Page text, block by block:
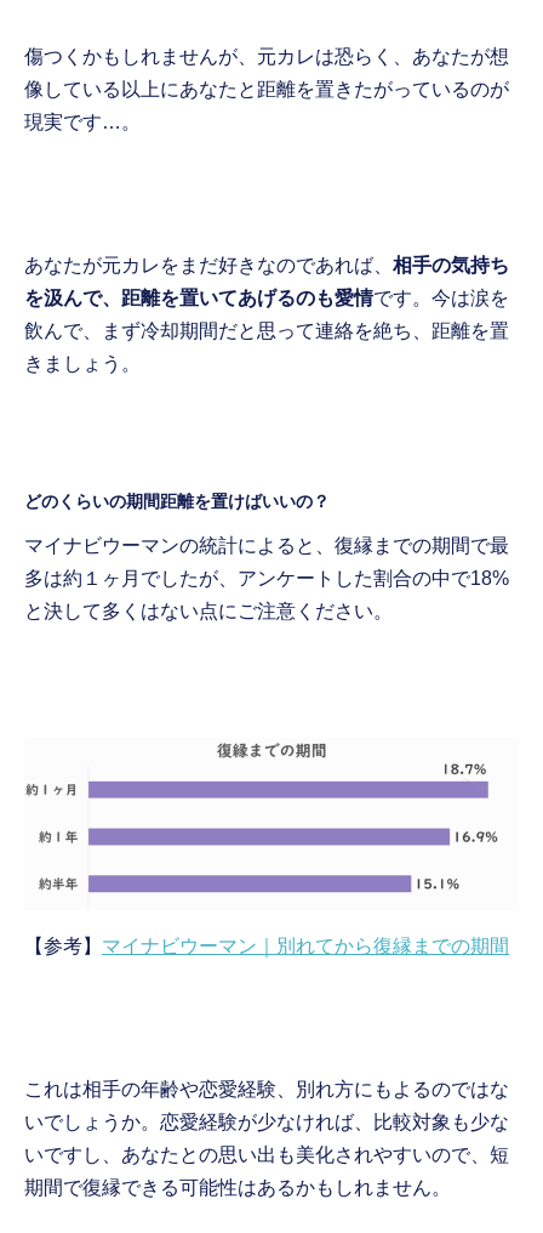
傷つくかもしれませんが、元カレは恐らく、あなたが想
像している以上にあなたと距離を置きたがっているのが
現実です…。
あなたが元カレをまだ好きなのであれば、相手の気持ち
を汲んで、距離を置いてあげるのも愛情です。今は涙を
飲んで、まず冷却期間だと思って連絡を絶ち、距離を置
きましょう。
どのくらいの期間距離を置けばいいの？
マイナビウーマンの統計によると、復縁までの期間で最
多は約１ヶ月でしたが、アンケートした割合の中で18%
と決して多くはない点にご注意ください。
【参考】 マイナビウーマン｜別れてから復縁までの期間
これは相手の年齢や恋愛経験、別れ方にもよるのではな
いでしょうか。恋愛経験が少なければ、比較対象も少な
いですし、あなたとの思い出も美化されやすいので、短
期間で復縁できる可能性はあるかもしれません。